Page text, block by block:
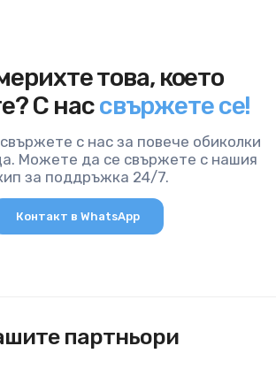
това, което
С нассвържете се!
с нас за повече обиколки
Можете да се свържете с нашия
за поддръжка 24/7.
Контакт в WhatsApp
партньори